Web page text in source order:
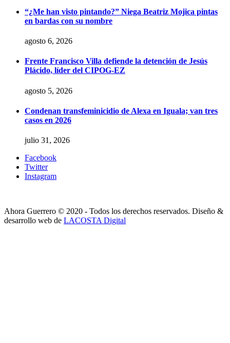
“¿Me han visto pintando?” Niega Beatriz Mojica pintas
en bardas con su nombre
agosto 6, 2026
Frente Francisco Villa defiende la detención de Jesús
Plácido, líder del CIPOG-EZ
agosto 5, 2026
Condenan transfeminicidio de Alexa en Iguala; van tres
casos en 2026
julio 31, 2026
Facebook
Twitter
Instagram
Ahora Guerrero © 2020 - Todos los derechos reservados. Diseño &
desarrollo web de LACOSTA Digital